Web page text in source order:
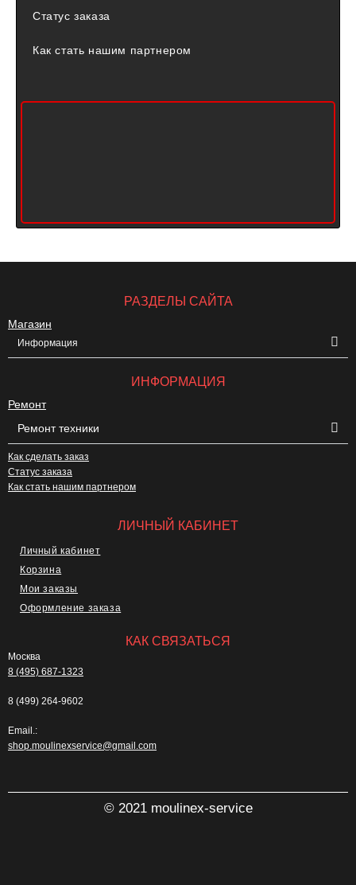
Статус заказа
Как стать нашим партнером
РАЗДЕЛЫ САЙТА
Магазин
Информация
ИНФОРМАЦИЯ
Ремонт
Ремонт техники
Как сделать заказ
Статус заказа
Как стать нашим партнером
ЛИЧНЫЙ КАБИНЕТ
Личный кабинет
Корзина
Мои заказы
Оформление заказа
КАК СВЯЗАТЬСЯ
Москва
8 (495) 687-1323
8 (499) 264-9602
Email.:
shop.moulinexservice@gmail.com
© 2021 moulinex-service